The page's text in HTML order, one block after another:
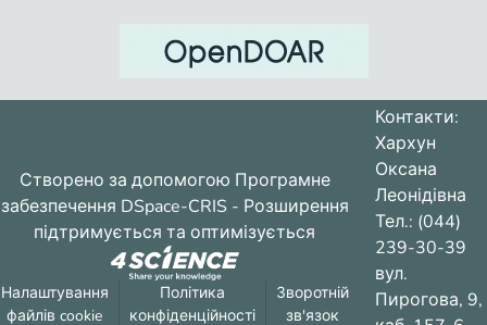
Створено за допомогою Програмне
забезпечення DSpace-CRIS - Розширення
підтримується та оптимізується
Налаштування
файлів cookie
Політика
конфіденційності
Зворотній
зв'язок
Контакти:
Хархун
Оксана
Леонідівна
Тел.: (044)
239-30-39
вул.
Пирогова, 9,